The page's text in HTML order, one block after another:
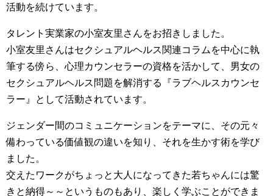
活動を続けています。
タレント実業家の小室友里さんをお招きしました。
小室友里さんはセクシュアルヘルス関連コラムを中心に執
筆する傍ら、心理カウンセラーの資格を活かして、男女の
セクシュアルヘルス問題を解消する『ラブヘルスカウンセ
ラー』として活動されています。
ジェンダー間のコミュニケーションをテーマに、その元々
備わっている価値観の違いを知り、それを生かす術を学び
ました。
交えたワークがちょっと大人になってきた若ちゃんには驚
きと納得～～というものもあり、楽しく学ぶことができま